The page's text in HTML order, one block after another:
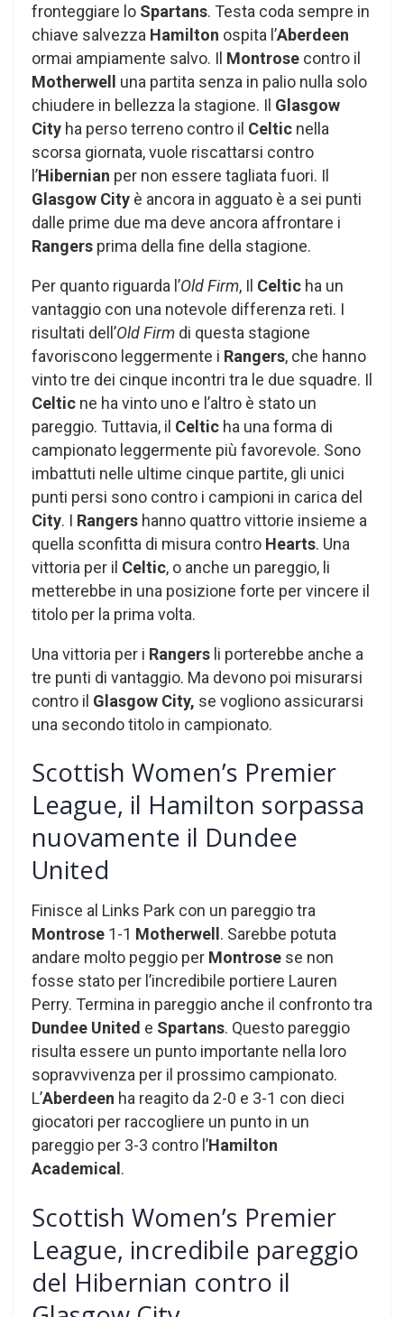
fronteggiare lo Spartans. Testa coda sempre in
chiave salvezza Hamilton ospita l’Aberdeen
ormai ampiamente salvo. Il Montrose contro il
Motherwell una partita senza in palio nulla solo
chiudere in bellezza la stagione. Il Glasgow
City ha perso terreno contro il Celtic nella
scorsa giornata, vuole riscattarsi contro
l’Hibernian per non essere tagliata fuori. Il
Glasgow City è ancora in agguato è a sei punti
dalle prime due ma deve ancora affrontare i
Rangers prima della fine della stagione.
Per quanto riguarda l’Old Firm, Il Celtic ha un
vantaggio con una notevole differenza reti. I
risultati dell’Old Firm di questa stagione
favoriscono leggermente i Rangers, che hanno
vinto tre dei cinque incontri tra le due squadre. Il
Celtic ne ha vinto uno e l’altro è stato un
pareggio. Tuttavia, il Celtic ha una forma di
campionato leggermente più favorevole. Sono
imbattuti nelle ultime cinque partite, gli unici
punti persi sono contro i campioni in carica del
City. I Rangers hanno quattro vittorie insieme a
quella sconfitta di misura contro Hearts. Una
vittoria per il Celtic, o anche un pareggio, li
metterebbe in una posizione forte per vincere il
titolo per la prima volta.
Una vittoria per i Rangers li porterebbe anche a
tre punti di vantaggio. Ma devono poi misurarsi
contro il Glasgow City, se vogliono assicurarsi
una secondo titolo in campionato.
Scottish Women’s Premier
League, il Hamilton sorpassa
nuovamente il Dundee
United
Finisce al Links Park con un pareggio tra
Montrose 1-1 Motherwell . Sarebbe potuta
andare molto peggio per Montrose se non
fosse stato per l’incredibile portiere Lauren
Perry. Termina in pareggio anche il confronto tra
Dundee United e Spartans. Questo pareggio
risulta essere un punto importante nella loro
sopravvivenza per il prossimo campionato.
L’Aberdeen ha reagito da 2-0 e 3-1 con dieci
giocatori per raccogliere un punto in un
pareggio per 3-3 contro l’Hamilton
Academical .
Scottish Women’s Premier
League, incredibile pareggio
del Hibernian contro il